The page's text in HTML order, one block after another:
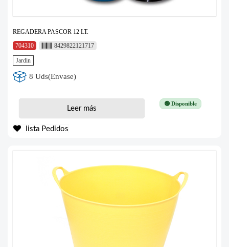
REGADERA PASCOR 12 LT.
704310
8429822121717
Jardin
8 Uds(Envase)
🟢 Disponible
Leer más
lista Pedidos